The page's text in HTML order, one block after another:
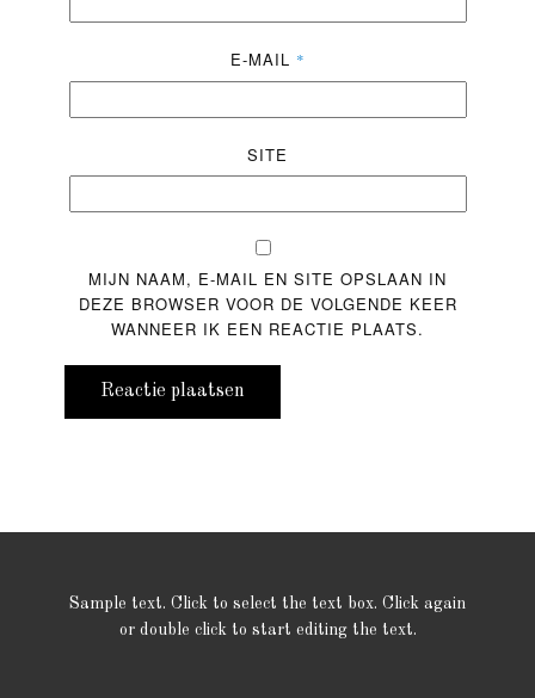
E-MAIL *
SITE
MIJN NAAM, E-MAIL EN SITE OPSLAAN IN
DEZE BROWSER VOOR DE VOLGENDE KEER
WANNEER IK EEN REACTIE PLAATS.
Reactie plaatsen
Sample text. Click to select the text box. Click again
or double click to start editing the text.